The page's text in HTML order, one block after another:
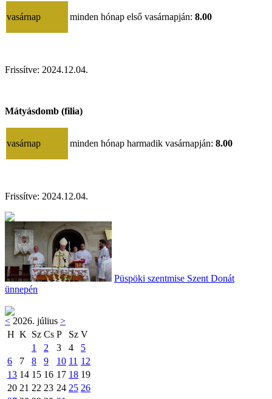
vasárnap minden hónap első vasárnapján: 8.00
Frissítve: 2024.12.04.
Mátyásdomb (filia)
vasárnap minden hónap harmadik vasárnapján: 8.00
Frissítve: 2024.12.04.
Püspöki szentmise Szent Donát
ünnepén
< 2026. július >
H K Sz Cs P Sz V
1
2 3 4
5
6
7 8 9 10 11 12
13 14 15 16 17 18 19
20 21 22 23 24 25 26